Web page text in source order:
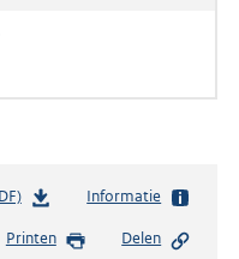
b
s
Informatie
Printen Delen